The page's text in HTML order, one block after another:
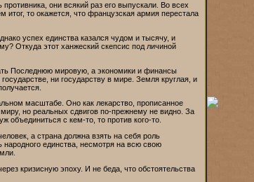
они всякий раз его выпускали. Во всех
то окажется, что французская армия перестала
успех единства казался чудом и тысячу, и
Откуда этот ханжеский скепсис под личиной
Последнюю мировую, а экономики и финансы
ни государству в мире. Земля круглая, и
масштабе. Оно как лекарство, прописанное
но реальных сдвигов по-прежнему не видно. За
объединиться с кем-то, то против кого-то.
а страна должна взять на себя роль
единства, несмотря на всю свою
кризисную эпоху. И не беда, что обстоятельства